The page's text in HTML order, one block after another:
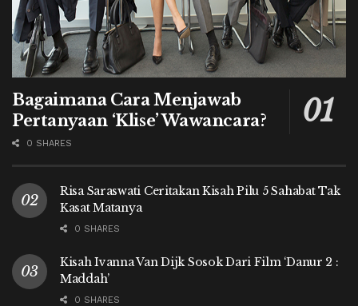
Bagaimana Cara Menjawab
Pertanyaan ‘Klise’ Wawancara?
0 SHARES
Risa Saraswati Ceritakan Kisah Pilu 5 Sahabat Tak
Kasat Matanya
0 SHARES
Kisah Ivanna Van Dijk Sosok Dari Film ‘Danur 2 :
Maddah’
0 SHARES